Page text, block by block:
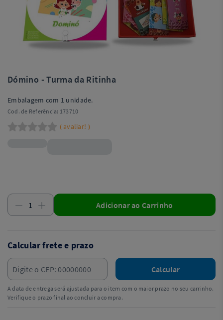
Dómino - Turma da Ritinha
Embalagem com 1 unidade.
Cod. de Referência: 173710
( avaliar! )
Adicionar ao Carrinho
Calcular frete e prazo
Calcular
A data de entrega será ajustada para o item com o maior prazo no seu carrinho.
Verifique o prazo final ao concluir a compra.